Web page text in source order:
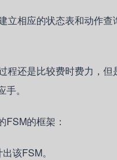
立相应的状态表和动作
程还是比较费时费力，
。
FSM的框架：
该FSM。